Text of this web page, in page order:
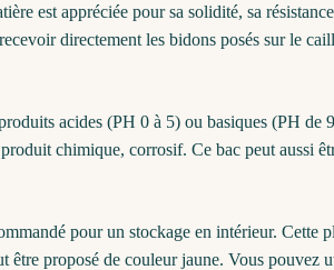
est appréciée pour sa solidité, sa
directement les bidons posés sur le
acides (PH 0 à 5) ou basiques (PH de
chimique, corrosif. Ce bac peut aussi
pour un stockage en intérieur. Cette
proposé de couleur jaune. Vous pouvez